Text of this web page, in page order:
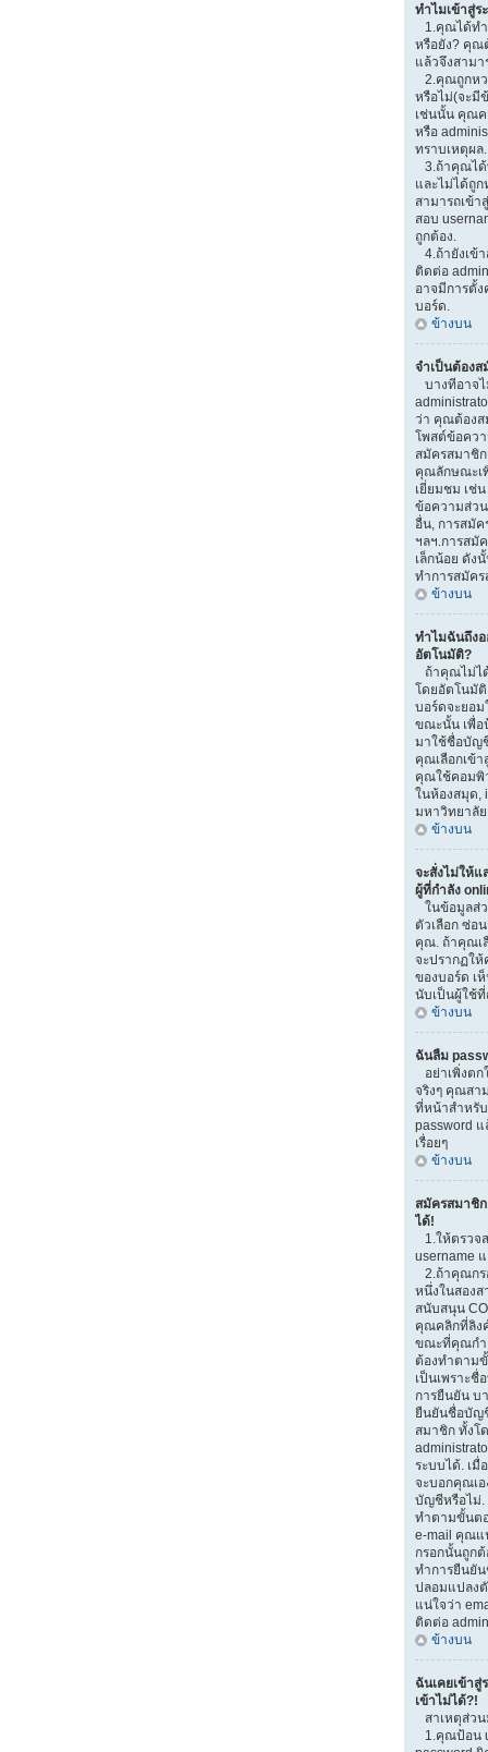
ทำไมเข้าสู่ร
1.คุณได้ทำ
หรือยัง? คุณ
แล้วจึงสามา
2.คุณถูกหว
หรือไม่(จะมี
เช่นนั้น คุณค
หรือ
ทราบเหตุผล.
3.ถ้าคุณได้
และไม่ได้ถู
สามารถเข้
สอบ
ถูกต้อง.
4.ถ้ายังเข้
ติดต่อ
อาจมีการตั้
บอร์ด.
ข้างบน
จำเป็นต้อง
บางทีอาจ
ว่า คุณต้องส
โพสต์ข้อควา
สมัครสมาชิ
คุณลักษณะเ
เยี่ยมชม เช่
ข้อความส่ว
อื่น, การสมัค
ฯลฯ.การสมั
เล็กน้อย ดัง
ทำการสมัค
ข้างบน
ทำไมฉันถึง
อัตโนมัติ?
ถ้าคุณไม่ไ
โดยอัตโนมั
บอร์ดจะยอ
ขณะนั้น เพื่อ
มาใช้ชื่อบัญ
คุณเลือกเข้
คุณใช้คอมพิ
ในห้องสมุด,
มหาวิทยาลัย
ข้างบน
จะสั่งไม่ให้แ
ผู้ที่กำลัง
ในข้อมูลส่
ตัวเลือก ซ่อ
คุณ. ถ้าคุณเ
จะปรากฏใ
ของบอร์ด เ
นับเป็นผู้ใช้
ข้างบน
ฉันลืม
อย่าเพิ่งต
จริงๆ คุณสา
ที่หน้าสำหรั
password
เรื่อยๆ
ข้างบน
สมัครสมาชิ
ได้!
1.ให้ตรวจ
username
2.ถ้าคุณกร
หนึ่งในสองส
สนับสนุน
คุณคลิกที่ลิง
ขณะที่คุณกำ
ต้องทำตาม
เป็นเพราะ
การยืนยัน บ
ยืนยันชื่อบัญ
สมาชิก ทั้งโ
ระบบได้. เ
จะบอกคุณเ
บัญชีหรือไม่.
ทำตามขั้นต
e-mail คุณแ
กรอกนั้นถูกต้
ทำการยืนยั
ปลอมแปลง
แน่ใจว่า
ติดต่อ
ข้างบน
ฉันเคยเข้า
เข้าไม่ได้?!
สาเหตุส่ว
1.คุณป้อน